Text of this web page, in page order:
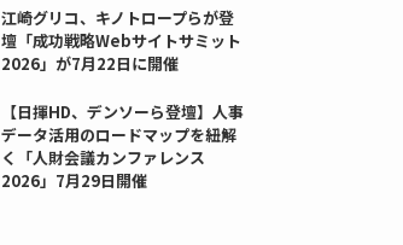
江崎グリコ、キノトロープらが登
壇「成功戦略Webサイトサミット
2026」が7月22日に開催
【日揮HD、デンソーら登壇】人事
データ活用のロードマップを紐解
く「人財会議カンファレンス
2026」7月29日開催